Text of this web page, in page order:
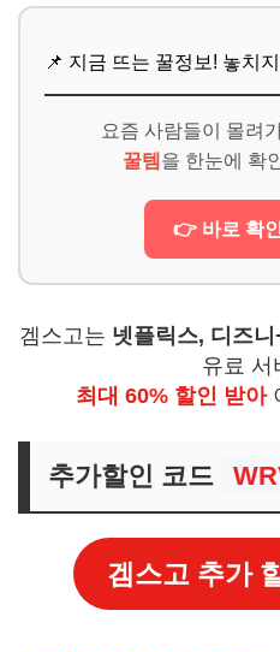
📌 지금 뜨는 꿀정보! 놓치
요즘 사람들이 몰려
꿀템 을 한눈에 확
👉 바로 확
겜스고는 넷플릭스, 디즈
유료 서
최대 60% 할인 받아
추가할인 코드
겜스고 추가